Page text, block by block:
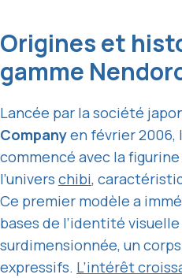
Origines et
gamme
Lancée par la société
Companyen février 2006,
commencé avec la figurine
l’univers chibi,
Ce premier modèle a
bases de l’identité
surdimensionnée, un
expressifs. L’intérêt